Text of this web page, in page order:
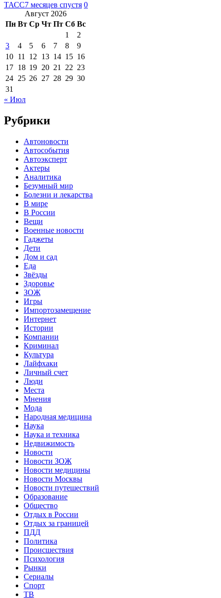
ТАСС7 месяцев спустя 0
Август 2026
Пн Вт Ср Чт Пт Сб Вс
1
2
3
4 5 6 7 8
9
10 11 12 13 14 15 16
17 18 19 20 21 22 23
24 25 26 27 28 29 30
31
« Июл
Рубрики
Автоновости
Автособытия
Автоэксперт
Актеры
Аналитика
Безумный мир
Болезни и лекарства
В мире
В России
Вещи
Военные новости
Гаджеты
Дети
Дом и сад
Еда
Звёзды
Здоровье
ЗОЖ
Игры
Импортозамещение
Интернет
Истории
Компании
Криминал
Культура
Лайфхаки
Личный счет
Люди
Места
Мнения
Мода
Народная медицина
Наука
Наука и техника
Недвижимость
Новости
Новости ЗОЖ
Новости медицины
Новости Москвы
Новости путешествий
Образование
Общество
Отдых в России
Отдых за границей
ПДД
Политика
Происшествия
Психология
Рынки
Сериалы
Спорт
ТВ